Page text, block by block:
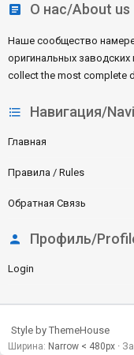
О нас/About us
Наше сообщество
оригинальных
collect the most complete
Навигация/Navi
Главная
Правила / Rules
Обратная Связь
Профиль/
Login
Style by ThemeHouse
Ширина